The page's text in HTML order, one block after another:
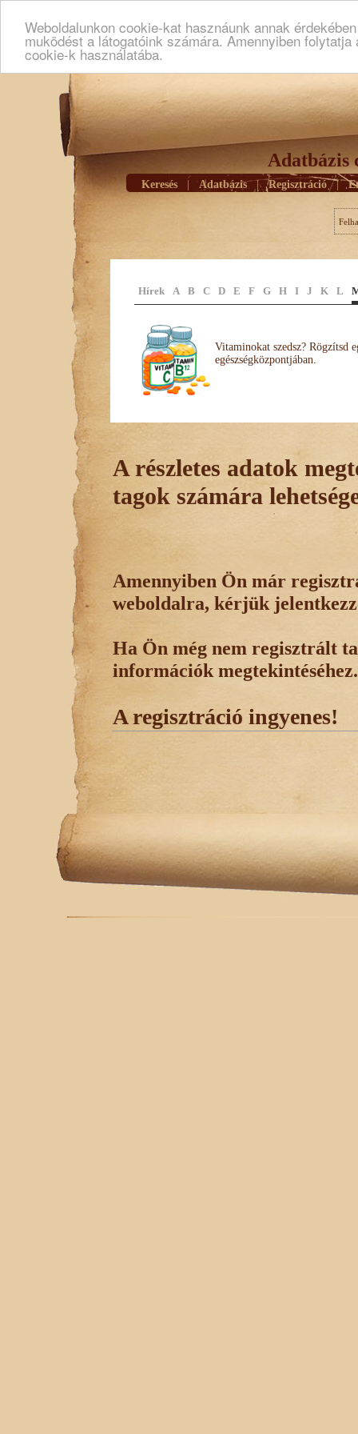
Weboldalunkon cookie-kat hasznáunk annak
muködést a látogatóink számára. Amennyiben
cookie-k használatába.
Adatbázis
Keresés Adatbázis | Regisztráció |
Hírek A B C D E F G H I J K L
Vitaminokat szedsz? Rögzítsd
egészségközpontjában.
A részletes adatok
tagok számára
Amennyiben Ön már
weboldalra, kérjük
Ha Ön még nem regisztrált
információk megtekintéséhez.
A regisztráció ingyenes!